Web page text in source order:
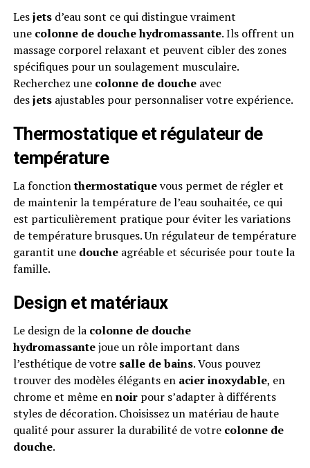
Lesjetsd’eau sont ce qui distingue vraiment
une colonne de douche hydromassante. Ils offrent un
massage corporel relaxant et peuvent cibler des zones
spécifiques pour un soulagement musculaire.
Recherchez une colonne de doucheavec
desjetsajustables pour personnaliser votre expérience.
Thermostatique et régulateur de
température
La fonctionthermostatiquevous permet de régler et
de maintenir la température de l’eau souhaitée, ce qui
est particulièrement pratique pour éviter les variations
de température brusques. Un régulateur de température
garantit une doucheagréable et sécurisée pour toute la
famille.
Design et matériaux
Le design de la colonne de douche
hydromassantejoue un rôle important dans
l’esthétique de votre salle de bains. Vous pouvez
trouver des modèles élégants en acier inoxydable, en
chrome et même ennoirpour s’adapter à différents
styles de décoration. Choisissez un matériau de haute
qualité pour assurer la durabilité de votre colonne de
douche.